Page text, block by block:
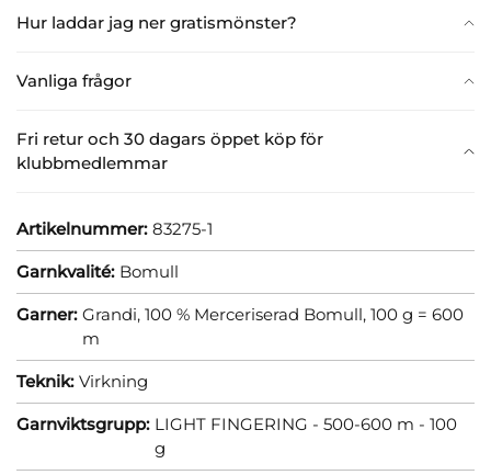
Hur laddar jag ner gratismönster?
Vanliga frågor
Fri retur och 30 dagars öppet köp för
klubbmedlemmar
Artikelnummer: 83275-1
Garnkvalité: Bomull
Garner: Grandi, 100 % Merceriserad Bomull, 100 g = 600
m
Teknik: Virkning
Garnviktsgrupp: LIGHT FINGERING - 500-600 m - 100
g